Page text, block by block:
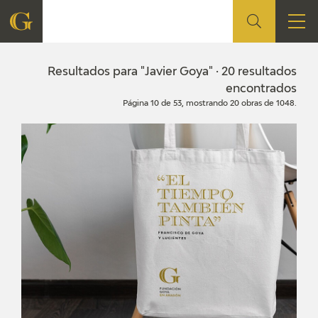
FUNDACIÓN
CENTRO DE INVESTIGACIÓN Y DOCUMENTACIÓN
SEDE
CONTACTO
PROGRAMACIÓN
Resultados para "Javier Goya" · 20 resultados
encontrados
Página 10 de 53, mostrando 20 obras de 1048.